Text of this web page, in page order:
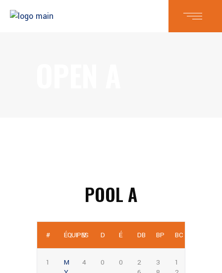
POOL A
# ÉQUIPES
V D É DB BP BC
1
M
4 0 0
2
3
1